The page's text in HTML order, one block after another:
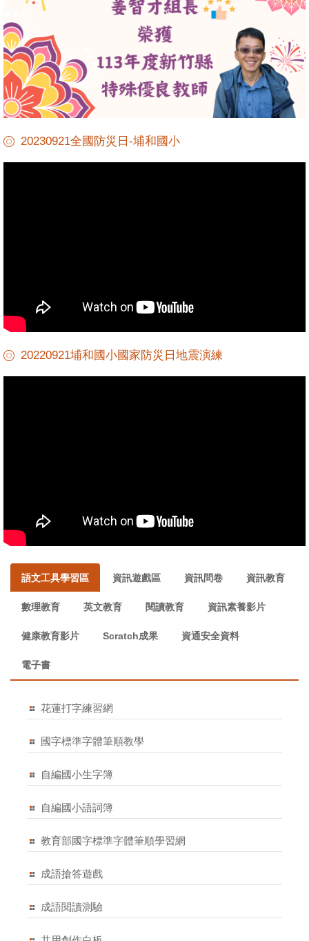
20230921全國防災日-埔和國小
20220921埔和國小國家防災日地震演練
語文工具學習區 資訊遊戲區 資訊問卷 資訊教育
數理教育 英文教育 閱讀教育 資訊素養影片
健康教育影片 Scratch成果 資通安全資料
電子書
花蓮打字練習網
國字標準字體筆順教學
自編國小生字簿
自編國小語詞簿
教育部國字標準字體筆順學習網
成語搶答遊戲
成語閱讀測驗